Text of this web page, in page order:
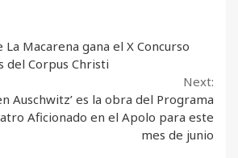
Macarena gana el X Concurso
del Corpus Christi
Next:
Auschwitz’ es la obra del Programa
Aficionado en el Apolo para este
mes de junio